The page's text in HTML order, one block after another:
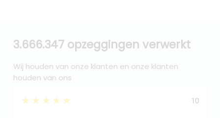
3.666.347 opzeggingen verwerkt
Wij houden van onze klanten en onze klanten
houden van ons
★★★★★ 10